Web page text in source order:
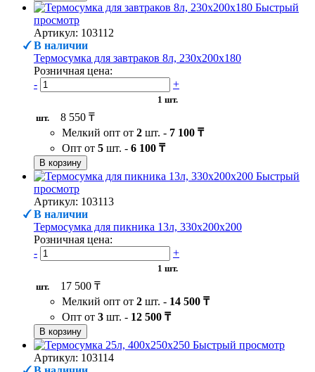
Быстрый
просмотр
Артикул: 103112
В наличии
Термосумка для завтраков 8л, 230х200х180
Розничная цена:
-
+
1 шт.
шт.
8 550 ₸
Мелкий опт от 2 шт. - 7 100 ₸
Опт от 5 шт. - 6 100 ₸
В корзину
Быстрый
просмотр
Артикул: 103113
В наличии
Термосумка для пикника 13л, 330х200х200
Розничная цена:
-
+
1 шт.
шт.
17 500 ₸
Мелкий опт от 2 шт. - 14 500 ₸
Опт от 3 шт. - 12 500 ₸
В корзину
Быстрый просмотр
Артикул: 103114